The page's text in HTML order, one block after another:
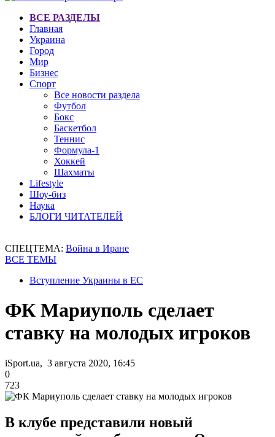
ВСЕ РАЗДЕЛЫ
Главная
Украина
Город
Мир
Бизнес
Спорт
Все новости раздела
Футбол
Бокс
Баскетбол
Теннис
Формула-1
Хоккей
Шахматы
Lifestyle
Шоу-биз
Наука
БЛОГИ ЧИТАТЕЛЕЙ
СПЕЦТЕМА: Война в Иране
ВСЕ ТЕМЫ
Вступление Украины в ЕС
ФК Мариуполь сделает
ставку на молодых игроков
iSport.ua, 3 августа 2020, 16:45
0
723
В клубе представили новый